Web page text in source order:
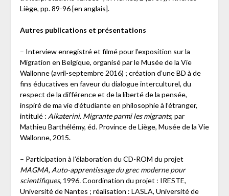
Liège, pp. 89-96 [en anglais].
Autres publications et présentations
– Interview enregistré et filmé pour l’exposition sur la
Migration en Belgique, organisé par le Musée de la Vie
Wallonne (avril-septembre 2016) ; création d’une BD à de
fins éducatives en faveur du dialogue interculturel, du
respect de la différence et de la liberté de la pensée,
inspiré de ma vie d’étudiante en philosophie à l’étranger,
intitulé : Aikaterini. Migrante parmi les migrants, par
Mathieu Barthélémy, éd. Province de Liège, Musée de la Vie
Wallonne, 2015.
– Participation à l’élaboration du CD-ROM du projet
MAGMA, Auto-apprentissage du grec moderne pour
scientifiques, 1996.Coordination du projet : IRESTE,
Université de Nantes ; réalisation : LASLA, Université de